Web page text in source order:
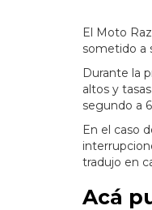
El Moto
sometido a
Durante la
altos y
segundo a
En el caso
tradujo en
Acá